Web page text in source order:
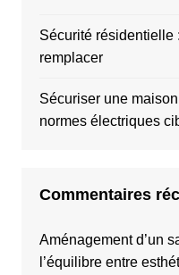
Sécurité résidentielle
remplacer
Sécuriser une
normes électriques
Commentaires
Aménagement d’un
l’équilibre entre